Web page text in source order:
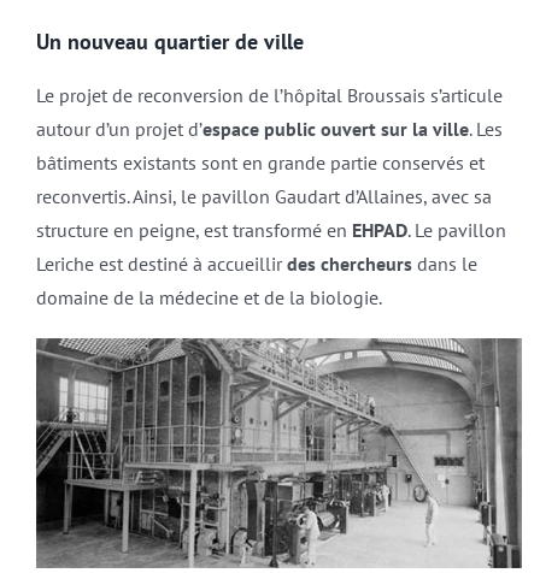
Un nouveau quartier de ville
Le projet de reconversion de l’hôpital Broussais s’articule
autour d’un projet d’espace public ouvert sur la ville. Les
bâtiments existants sont en grande partie conservés et
reconvertis. Ainsi, le pavillon Gaudart d’Allaines, avec sa
structure en peigne, est transformé en EHPAD. Le pavillon
Leriche est destiné à accueillirdes chercheursdans le
domaine de la médecine et de la biologie.